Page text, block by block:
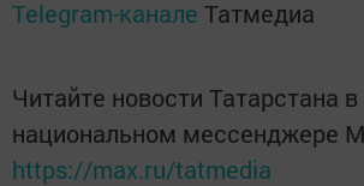
Telegram-канале Татмедиа
Читайте новости Татарстана в
национальном мессенджере
https://max.ru/tatmedia